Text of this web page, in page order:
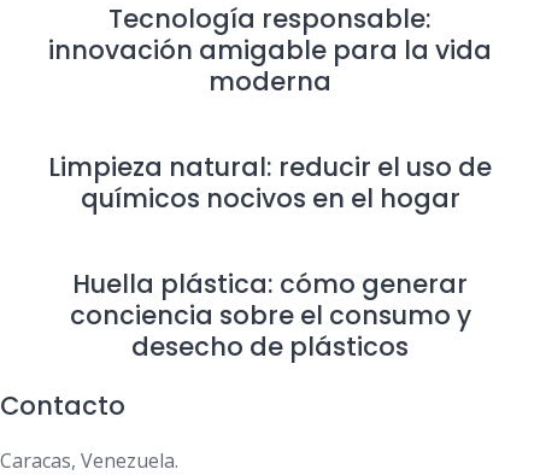
Tecnología responsable:
innovación amigable para la vida
moderna
Limpieza natural: reducir el uso de
químicos nocivos en el hogar
Huella plástica: cómo generar
conciencia sobre el consumo y
desecho de plásticos
Contacto
Caracas, Venezuela.